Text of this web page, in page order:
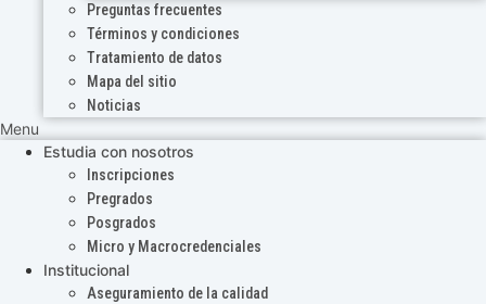
Preguntas frecuentes
Términos y condiciones
Tratamiento de datos
Mapa del sitio
Noticias
Menu
Estudia con nosotros
Inscripciones
Pregrados
Posgrados
Micro y Macrocredenciales
Institucional
Aseguramiento de la calidad